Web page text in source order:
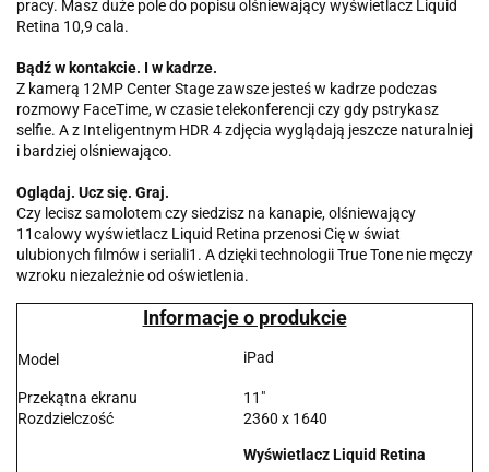
pracy. Masz duże pole do popisu olśniewający wyświetlacz Liquid
Retina 10,9 cala.
Bądź w kontakcie. I w kadrze.
Z kamerą 12MP Center Stage zawsze jesteś w kadrze podczas
rozmowy FaceTime, w czasie telekonferencji czy gdy pstrykasz
selfie. A z Inteligentnym HDR 4 zdjęcia wyglądają jeszcze naturalniej
i bardziej olśniewająco.
Oglądaj. Ucz się. Graj.
Czy lecisz samolotem czy siedzisz na kanapie, olśniewający
11calowy wyświetlacz Liquid Retina przenosi Cię w świat
ulubionych filmów i seriali1. A dzięki technologii True Tone nie męczy
wzroku niezależnie od oświetlenia.
Informacje o produkcie
Model iPad
Przekątna ekranu
11"
Rozdzielczość
2360 x 1640
Wyświetlacz Liquid Retina